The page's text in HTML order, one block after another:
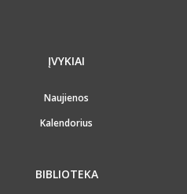
ĮVYKIAI
Naujienos
Kalendorius
BIBLIOTEKA